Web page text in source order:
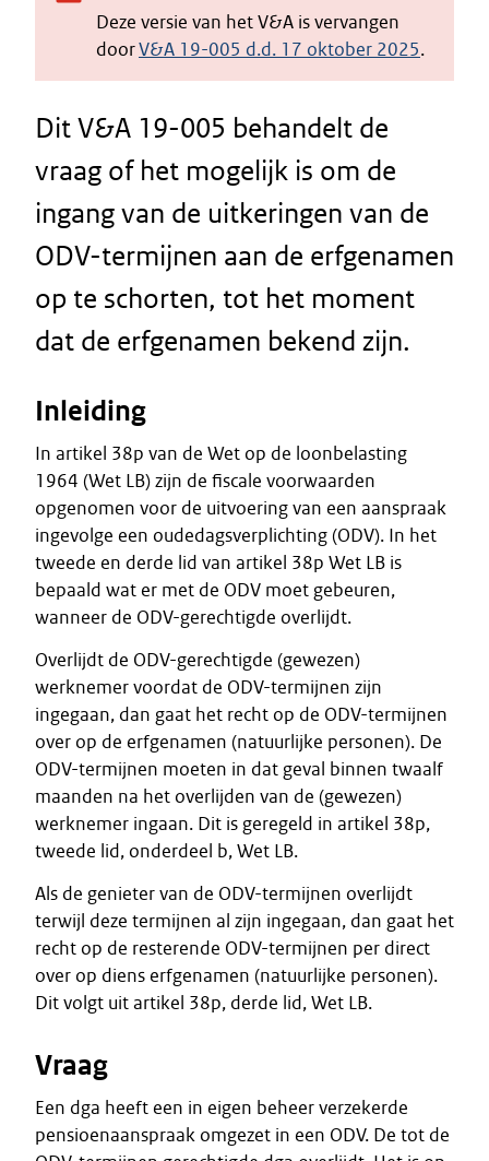
Deze versie van het V&A is vervangen
doorV&A 19-005 d.d. 17 oktober 2025.
Dit V&A 19-005 behandelt de
vraag of het mogelijk is om de
ingang van de uitkeringen van de
ODV-termijnen aan de erfgenamen
op te schorten, tot het moment
dat de erfgenamen bekend zijn.
Inleiding
In artikel 38p van de Wet op de loonbelasting
1964 (Wet LB) zijn de fiscale voorwaarden
opgenomen voor de uitvoering van een aanspraak
ingevolge een oudedagsverplichting (ODV). In het
tweede en derde lid van artikel 38p Wet LB is
bepaald wat er met de ODV moet gebeuren,
wanneer de ODV-gerechtigde overlijdt.
Overlijdt de ODV-gerechtigde (gewezen)
werknemer voordat de ODV-termijnen zijn
ingegaan, dan gaat het recht op de ODV-termijnen
over op de erfgenamen (natuurlijke personen). De
ODV-termijnen moeten in dat geval binnen twaalf
maanden na het overlijden van de (gewezen)
werknemer ingaan. Dit is geregeld in artikel 38p,
tweede lid, onderdeel b, Wet LB.
Als de genieter van de ODV-termijnen overlijdt
terwijl deze termijnen al zijn ingegaan, dan gaat het
recht op de resterende ODV-termijnen per direct
over op diens erfgenamen (natuurlijke personen).
Dit volgt uit artikel 38p, derde lid, Wet LB.
Vraag
Een dga heeft een in eigen beheer verzekerde
pensioenaanspraak omgezet in een ODV. De tot de